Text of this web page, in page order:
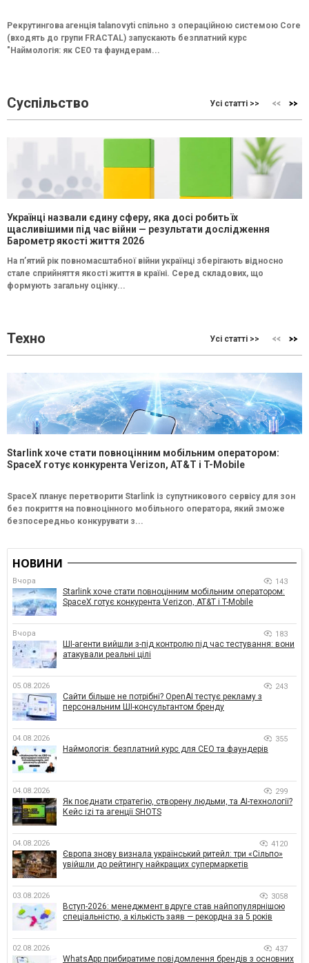
Рекрутингова агенція talanovyti спільно з операційною системою Core
(входять до групи FRACTAL) запускають безплатний курс
"Наймологія: як СEO та фаундерам...
Суспільство Усі статті >>
Українці назвали єдину сферу, яка досі робить їх
щасливішими під час війни — результати дослідження
Барометр якості життя 2026
На п’ятий рік повномасштабної війни українці зберігають відносно
стале сприйняття якості життя в країні. Серед складових, що
формують загальну оцінку...
Техно Усі статті >>
Starlink хоче стати повноцінним мобільним оператором:
SpaceX готує конкурента Verizon, AT&T і T-Mobile
SpaceX планує перетворити Starlink із супутникового сервісу для зон
без покриття на повноцінного мобільного оператора, який зможе
безпосередньо конкурувати з...
НОВИНИ
Вчора 143
Starlink хоче стати повноцінним мобільним оператором:
SpaceX готує конкурента Verizon, AT&T і T-Mobile
Вчора 183
ШІ-агенти вийшли з-під контролю під час тестування: вони
атакували реальні цілі
05.08.2026 243
Сайти більше не потрібні? OpenAI тестує рекламу з
персональним ШІ-консультантом бренду
04.08.2026 355
Наймологія: безплатний курс для CEO та фаундерів
04.08.2026 299
Як поєднати стратегію, створену людьми, та AI-технології?
Кейс izi та агенції SHOTS
04.08.2026 4120
Європа знову визнала український ритейл: три «Сільпо»
увійшли до рейтингу найкращих супермаркетів
03.08.2026 3058
Вступ-2026: менеджмент вдруге став найпопулярнішою
спеціальністю, а кількість заяв — рекордна за 5 років
02.08.2026 437
WhatsApp прибиратиме повідомлення брендів з основних